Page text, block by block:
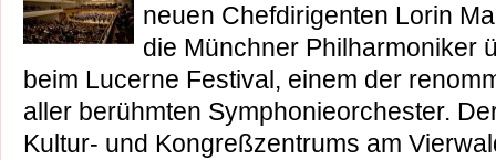
neuen Chefdirigenten Lorin
die Münchner Philharmoniker
beim Lucerne Festival, einem der
aller berühmten Symphonieorchester.
Kultur- und Kongreßzentrums am